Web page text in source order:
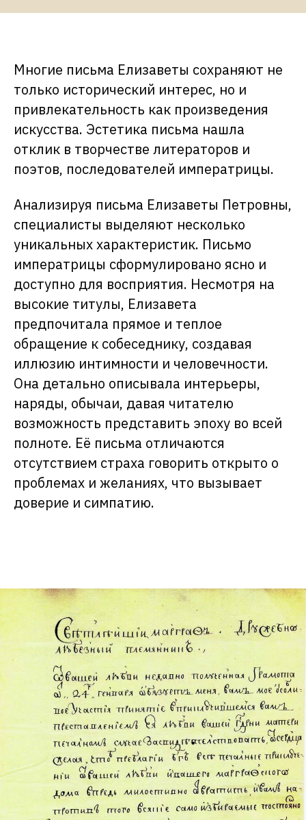
Многие письма Елизаветы сохраняют не
только исторический интерес, но и
привлекательность как произведения
искусства. Эстетика письма нашла
отклик в творчестве литераторов и
поэтов, последователей императрицы.
Анализируя письма Елизаветы Петровны,
специалисты выделяют несколько
уникальных характеристик. Письмо
императрицы сформулировано ясно и
доступно для восприятия. Несмотря на
высокие титулы, Елизавета
предпочитала прямое и теплое
обращение к собеседнику, создавая
иллюзию интимности и человечности.
Она детально описывала интерьеры,
наряды, обычаи, давая читателю
возможность представить эпоху во всей
полноте. Её письма отличаются
отсутствием страха говорить открыто о
проблемах и желаниях, что вызывает
доверие и симпатию.